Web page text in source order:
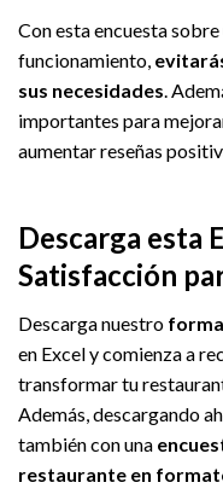
Con esta encuesta
funcionamiento,
sus necesidades .
importantes para
aumentar reseñas
Descarga esta
Satisfacción
Descarga nuestro
en Excel y comienza a
transformar tu
Además, descargando
también con una
restaurante en